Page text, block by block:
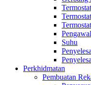
Suhu
Perkhidmatan
Pembuatan